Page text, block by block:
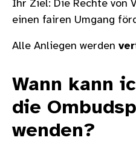
Ihr Ziel: Die Rechte von
einen fairen Umgang
Alle Anliegen werden
Wann kann
die
wenden?